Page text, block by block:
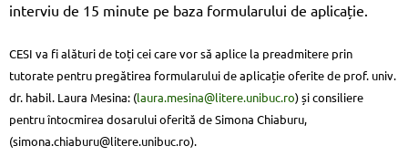
interviu de 15 minute pe baza formularului de aplicație.
CESI va fi alături de toți cei care vor să aplice la preadmitere prin
tutorate pentru pregătirea formularului de aplicație oferite de prof. univ.
dr. habil. Laura Mesina: (laura.mesina@litere.unibuc.ro) și consiliere
pentru întocmirea dosarului oferită de Simona Chiaburu,
(simona.chiaburu@litere.unibuc.ro).